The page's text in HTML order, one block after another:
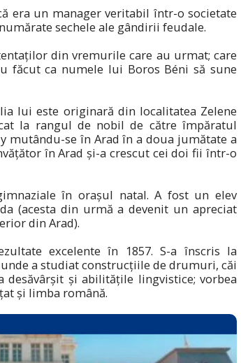
era un manager veritabil într-o societate
sechele ale gândirii feudale.
din vremurile care au urmat; care
făcut ca numele lui Boros Béni să sune
lui este originară din localitatea Zelene
la rangul de nobil de către împăratul
mutându-se în Arad în a doua jumătate a
în Arad și-a crescut cei doi fii într-o
în orașul natal. A fost un elev
(acesta din urmă a devenit un apreciat
din Arad).
excelente în 1857. S-a înscris la
a studiat construcțiile de drumuri, căi
și abilitățile lingvistice; vorbea
și limba română.